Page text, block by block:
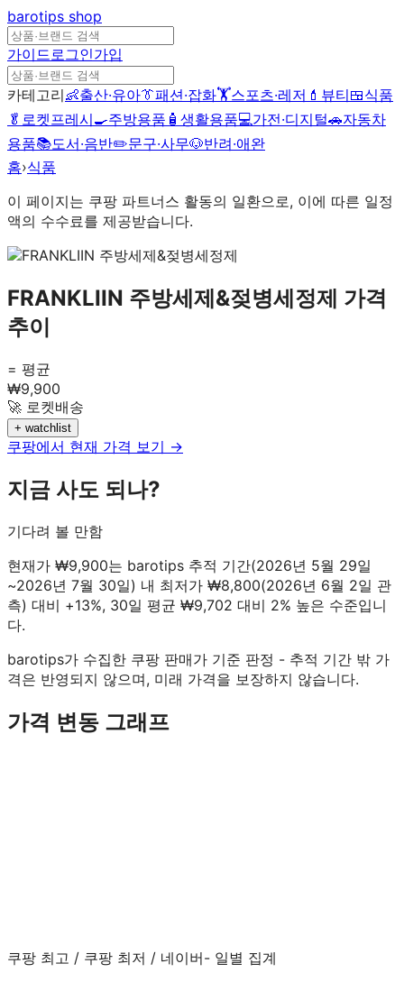
barotips shop
가이드로그인가입
카테고리👶출산·유아👔패션·잡화🏋️스포츠·레저 💄 뷰티🍱식품
🥬 로켓프레시🍳주방용품 🧴 생활용품💻가전·디지털🚗자동차
용품📚도서·음반✏️문구·사무🐶반려·애완
홈›식품
이 페이지는 쿠팡 파트너스 활동의 일환으로, 이에 따른 일정
액의 수수료를 제공받습니다.
FRANKLIIN 주방세제&젖병세정제 가격
추이
= 평균
₩9,900
🚀 로켓배송
+ watchlist
쿠팡에서 현재 가격 보기 →
지금 사도 되나?
기다려 볼 만함
현재가 ₩9,900는 barotips 추적 기간(2026년 5월 29일
~2026년 7월 30일) 내 최저가 ₩8,800(2026년 6월 2일 관
측) 대비 +13%, 30일 평균 ₩9,702 대비 2% 높은 수준입니
다.
barotips가 수집한 쿠팡 판매가 기준 판정 - 추적 기간 밖 가
격은 반영되지 않으며, 미래 가격을 보장하지 않습니다.
가격 변동 그래프
쿠팡 최고 / 쿠팡 최저 / 네이버- 일별 집계